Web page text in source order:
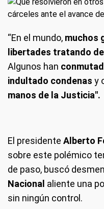
“En el mundo, muchos
libertades tratando
Algunos han
indultado condenas y
manos de la Justicia".
El presidente Alberto
sobre este polémico
de paso, buscó
Nacional aliente una
sin ningún control.